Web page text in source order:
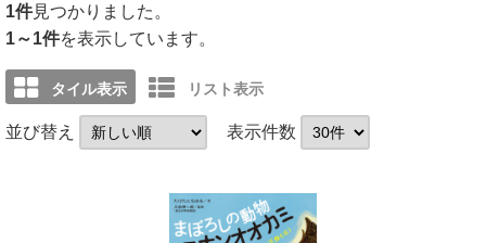
1件
1～1件を表示しています。
タイル表示 リスト表示
並び替え 表示件数